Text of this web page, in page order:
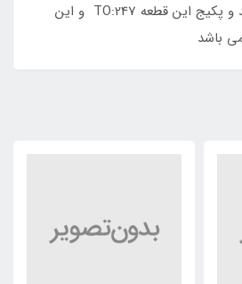
ولتاژ 600 ولت می باشد و پکیج این قطعه TO:247 و این